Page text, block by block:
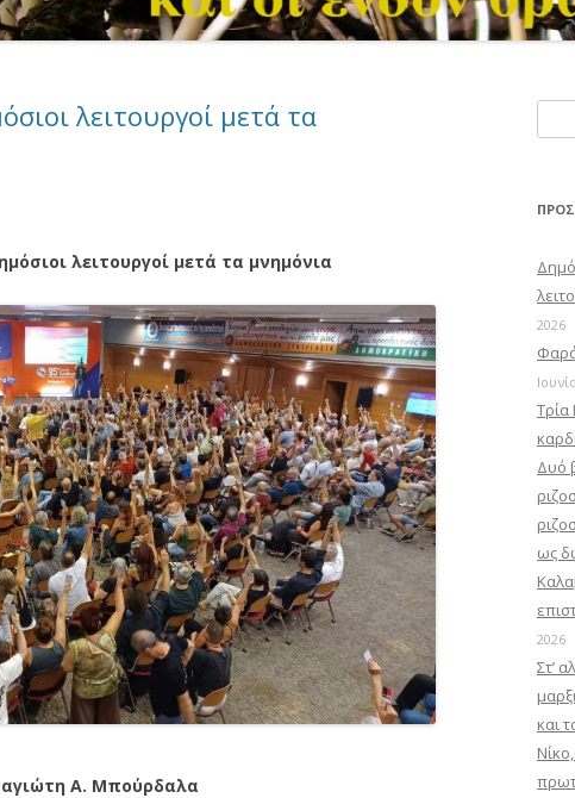
λειτουργοί μετά τα
λειτουργοί μετά τα μνημόνια
Α. Μπούρδαλα
για:
2026
Τρία
Δυό
ως
2026
Στ’
και